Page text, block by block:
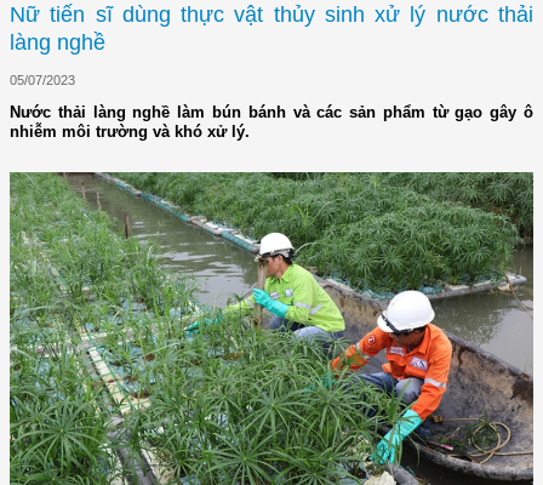
Nữ tiến sĩ dùng thực vật thủy sinh xử lý nước thải
làng nghề
05/07/2023
Nước thải làng nghề làm bún bánh và các sản phẩm từ gạo gây ô
nhiễm môi trường và khó xử lý.